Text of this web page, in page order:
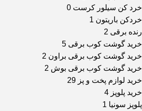
خرد کن سیلور کرست 0
خردکن باریتون 1
رنده برقی 2
خرید گوشت کوب برقی 5
خرید گوشت کوب برقی براون 2
خرید گوشت کوب برقی بوش 2
خرید لوازم پخت و پز 29
خرید پلوپز 4
پلوپز سونیا 1